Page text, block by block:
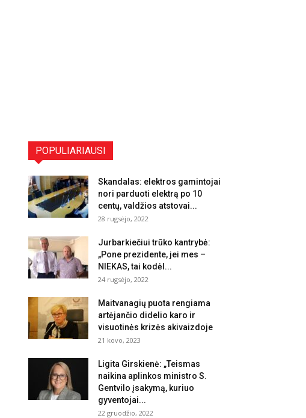
POPULIARIAUSI
Skandalas: elektros gamintojai
nori parduoti elektrą po 10
centų, valdžios atstovai...
28 rugsėjo, 2022
Jurbarkiečiui trūko kantrybė:
„Pone prezidente, jei mes –
NIEKAS, tai kodėl...
24 rugsėjo, 2022
Maitvanagių puota rengiama
artėjančio didelio karo ir
visuotinės krizės akivaizdoje
21 kovo, 2023
Ligita Girskienė: „Teismas
naikina aplinkos ministro S.
Gentvilo įsakymą, kuriuo
gyventojai...
22 gruodžio, 2022